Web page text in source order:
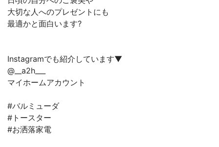
大切な人へのプレゼントにも
最適かと面白います?
Instagramでも紹介しています▼
@__a2h___
マイホームアカウント
#バルミューダ
#トースター
#お洒落家電